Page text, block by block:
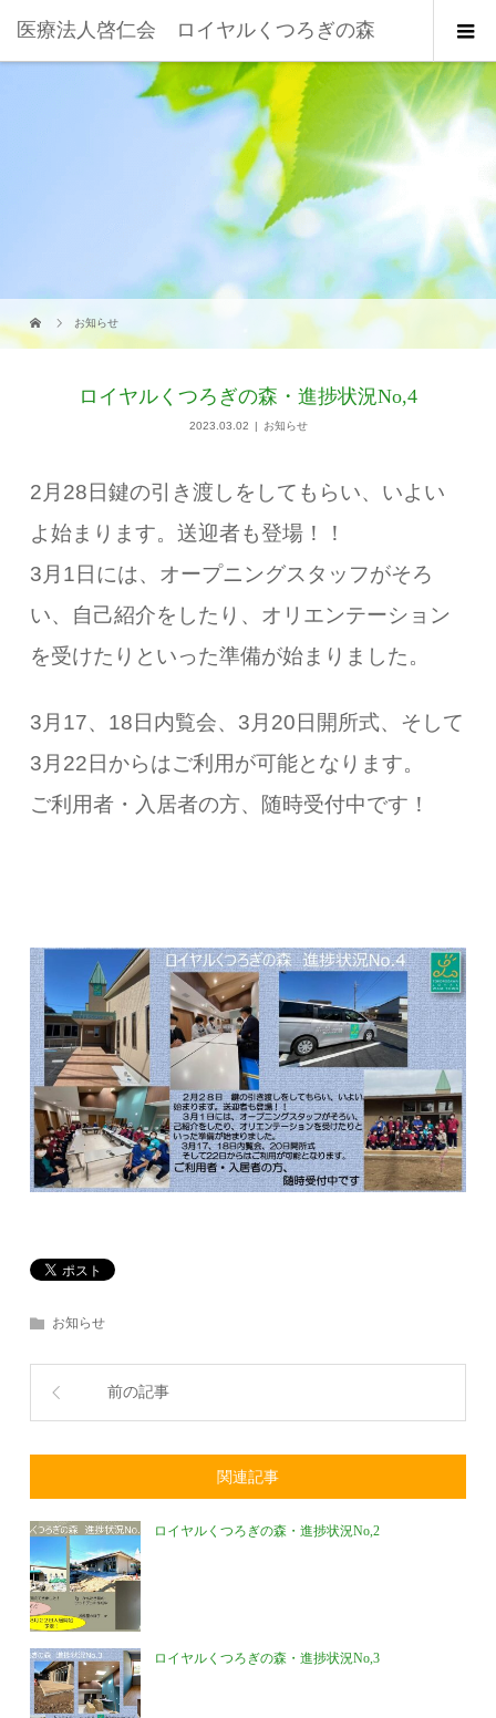
医療法人啓仁会 ロイヤルくつろぎの森
お知らせ
ロイヤルくつろぎの森・進捗状況No,4
2023.03.02 お知らせ
2月28日鍵の引き渡しをしてもらい、いよい
よ始まります。送迎者も登場！！
3月1日には、オープニングスタッフがそろ
い、自己紹介をしたり、オリエンテーション
を受けたりといった準備が始まりました。
3月17、18日内覧会、3月20日開所式、 そして
3月22日からはご利用が可能となります。
ご利用者・入居者の方、随時受付中です！
お知らせ
前の記事
関連記事
ロイヤルくつろぎの森・進捗状況No,2
ロイヤルくつろぎの森・進捗状況No,3